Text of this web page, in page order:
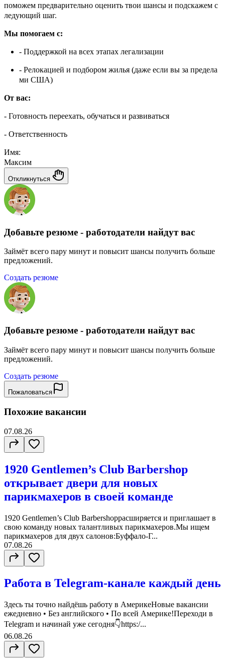
поможем предварительно оценить твои шансы и подскажем с
ледующий шаг.
Мы помогаем с:
- Поддержкой на всех этапах легализации
- Релокацией и подбором жилья (даже если вы за предела
ми США)
От вас:
- Готовность переехать, обучаться и развиваться
- Ответственность
Имя:
Максим
Откликнуться
Добавьте резюме - работодатели найдут вас
Займёт всего пару минут и повысит шансы получить больше
предложений.
Создать резюме
Добавьте резюме - работодатели найдут вас
Займёт всего пару минут и повысит шансы получить больше
предложений.
Создать резюме
Пожаловаться
Похожие вакансии
07.08.26
1920 Gentlemen’s Club Barbershop
открывает двери для новых
парикмахеров в своей команде
1920 Gentlemen’s Club Barbershopрасширяется и приглашает в
свою команду новых талантливых парикмахеров.Мы ищем
парикмахеров для двух салонов:Буффало-Г...
07.08.26
Работа в Telegram-канале каждый день
Здесь ты точно найдёшь работу в АмерикеНовые вакансии
ежедневно • Без английского • По всей Америке!Переходи в
Telegram и начинай уже сегодня👇https:/...
06.08.26